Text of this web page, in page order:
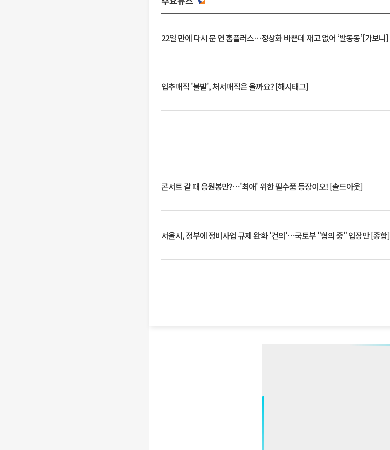
22일 만에 다시 문 연 홈플러스…정상화 바쁜데 재고 없어 ‘발동동’[가보니]
입추매직 '불발', 처서매직은 올까요? [해시태그]
콘서트 갈 때 응원봉만?⋯'최애' 위한 필수품 등장이오! [솔드아웃]
서울시, 정부에 정비사업 규제 완화 '건의'⋯국토부 "협의 중" 입장만 [종합]